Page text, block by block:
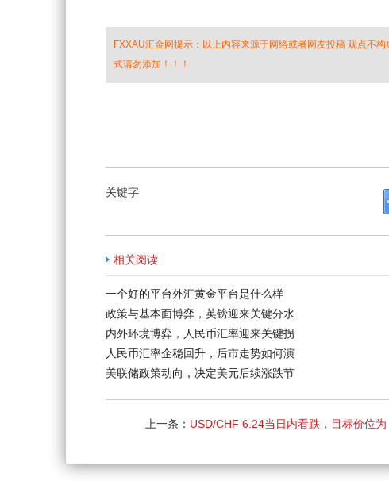
FXXAU汇金网提示：以上内容来源于网络或者网友投稿 观点不
式请勿添加！！！
关键字
相关阅读
一个好的平台外汇黄金平台是什么样
政策与基本面博弈，英镑迎来关键分水
内外环境博弈，人民币汇率迎来关键拐
人民币汇率企稳回升，后市走势如何演
美联储政策动向，决定美元后续涨跌节
上一条： USD/CHF 6.24当日内看跌，目标价位为
0.9590 ，然后为 0.9570